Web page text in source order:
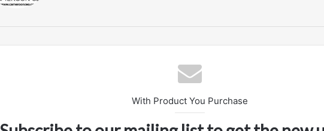
With Product You Purchase